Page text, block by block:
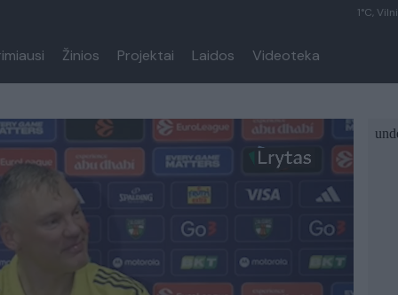
1°C,
Žinios Projektai Laidos Videoteka